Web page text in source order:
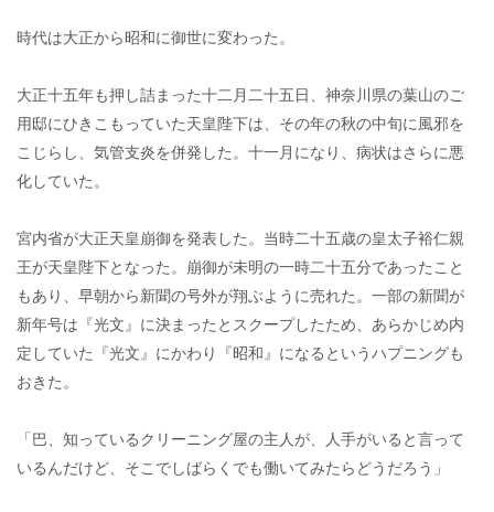
時代は大正から昭和に御世に変わった。
大正十五年も押し詰まった十二月二十五日、神奈川県の葉山のご
用邸にひきこもっていた天皇陛下は、その年の秋の中旬に風邪を
こじらし、気管支炎を併発した。十一月になり、病状はさらに悪
化していた。
宮内省が大正天皇崩御を発表した。当時二十五歳の皇太子裕仁親
王が天皇陛下となった。崩御が未明の一時二十五分であったこと
もあり、早朝から新聞の号外が翔ぶように売れた。一部の新聞が
新年号は『光文』に決まったとスクープしたため、あらかじめ内
定していた『光文』にかわり『昭和』になるというハプニングも
おきた。
「巴、知っているクリーニング屋の主人が、人手がいると言って
いるんだけど、そこでしばらくでも働いてみたらどうだろう」